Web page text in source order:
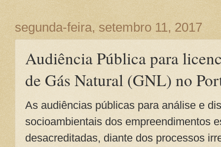
segunda-feira, setembro 11, 2017
Audiência Pública para
de Gás Natural (GNL) no
As audiências públicas para análise e
socioambientais dos empreendimentos
desacreditadas, diante dos processos